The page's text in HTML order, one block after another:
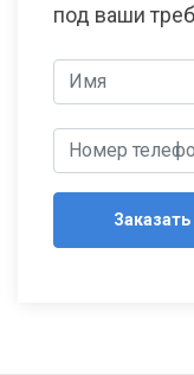
под ваши